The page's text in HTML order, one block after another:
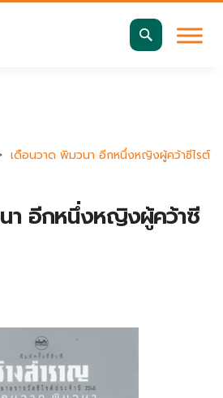
2.2 AA
เดือนวาด พิมวนา อีกหนึ่งหญิงผู้คว้าซีไรต์
า อีกหนึ่งหญิงผู้คว้าซี